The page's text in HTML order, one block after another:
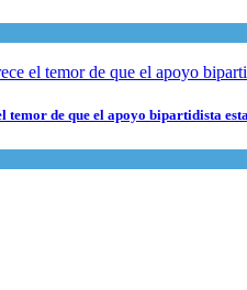
temor de que el apoyo bipartidista